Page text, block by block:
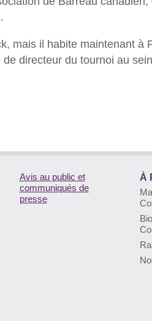
mais il habite maintenant à
directeur du tournoi au
Avis au public et
communiqués de
presse
À